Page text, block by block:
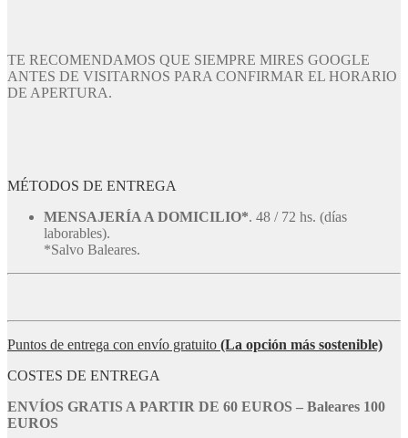
TE RECOMENDAMOS QUE SIEMPRE MIRES GOOGLE
ANTES DE VISITARNOS PARA CONFIRMAR EL HORARIO
DE APERTURA.
MÉTODOS DE ENTREGA
MENSAJERÍA A DOMICILIO*. 48 / 72 hs. (días
laborables).
*Salvo Baleares.
Puntos de entrega con envío gratuito (La opción más sostenible)
COSTES DE ENTREGA
ENVÍOS GRATIS A PARTIR DE 60 EUROS – Baleares 100
EUROS